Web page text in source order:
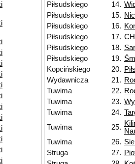
Piłsudskiego
14.
Piłsudskiego
15.
Piłsudskiego
16.
Piłsudskiego
17.
Piłsudskiego
18.
Piłsudskiego
19.
Kopcińskiego
20.
Wydawnicza
21.
Tuwima
22.
Tuwima
23.
Tuwima
24.
Tuwima
25.
Tuwima 26.
Struga
27.